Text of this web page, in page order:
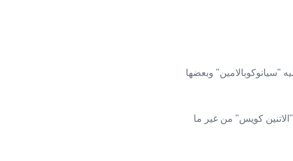
بعضها مكتوب عليه "سيانوكوبالامين" وبعضها
كويس" من غير ما